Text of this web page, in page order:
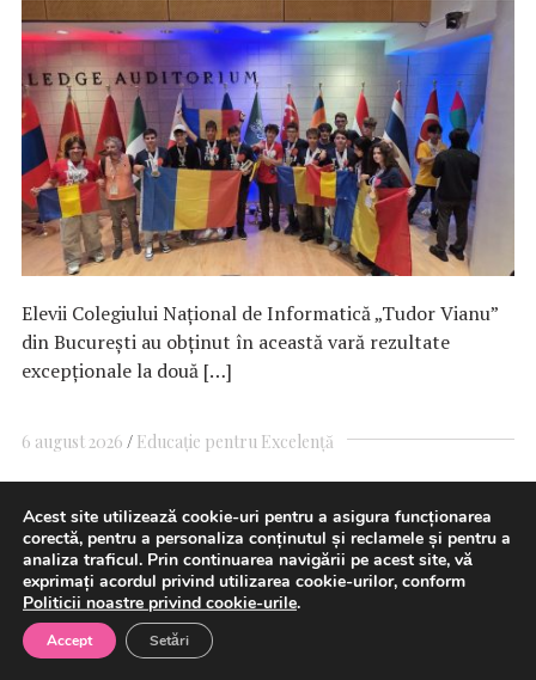
Elevii Colegiului Național de Informatică „Tudor Vianu”
din București au obținut în această vară rezultate
excepționale la două […]
6 august 2026 Educație pentru Excelență
Înmulțirea atacurilor în Marea
Neagră adaugă presiune asupra
fluxurilor globale de mărfuri
Acest site utilizează cookie-uri pentru a asigura funcționarea
corectă, pentru a personaliza conținutul și reclamele și pentru a
analiza traficul. Prin continuarea navigării pe acest site, vă
exprimați acordul privind utilizarea cookie-urilor, conform
Politicii noastre privind cookie-urile.
Accept Setări